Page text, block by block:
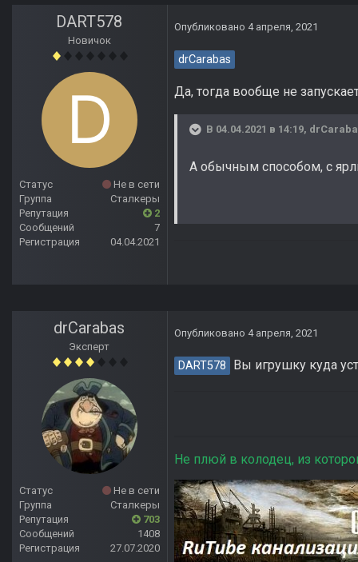
DART578
Новичок
Статус
Не в сети
Группа
Сталкеры
Репутация
2
Сообщений
7
Регистрация
04.04.2021
Опубликовано 4 апреля, 2021
drCarabas
Да, тогда вообще не
В 04.04.2021 в 14:19,
А обычным способом, с
drCarabas
Эксперт
Статус
Не в сети
Группа
Сталкеры
Репутация
703
Сообщений
1408
Регистрация
27.07.2020
Опубликовано 4 апреля, 2021
DART578 Вы игрушку куда
Не плюй в колодец, из